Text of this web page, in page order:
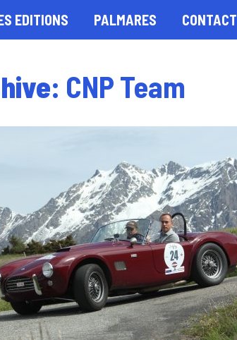
EDITIONS PALMARES CONTACT
CNP Team